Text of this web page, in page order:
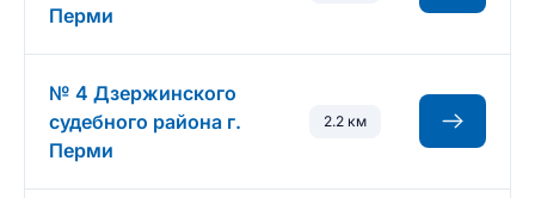
Перми
№ 4 Дзержинского
судебного района г.
Перми
2.2 км